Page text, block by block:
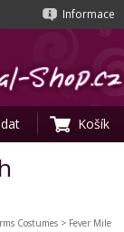
Informace
Košík
Costumes > Fever Mile